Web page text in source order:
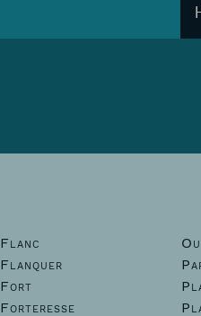
Flanc
Flanquer
Fort
Forteresse